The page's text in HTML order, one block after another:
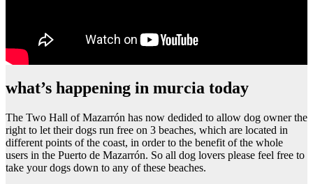
what’s happening in murcia today
The Two Hall of Mazarrón has now dedided to allow dog owner the
right to let their dogs run free on 3 beaches, which are located in
different points of the coast, in order to the benefit of the whole
users in the Puerto de Mazarrón. So all dog lovers please feel free to
take your dogs down to any of these beaches.